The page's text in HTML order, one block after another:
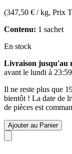
(347,50 € / kg, Prix
Contenu: 1 sachet
En stock
Livraison jusqu'au
avant le lundi à 23:59
Il ne reste plus que
bientôt ! La date de
de pièces est
Ajouter au Panier